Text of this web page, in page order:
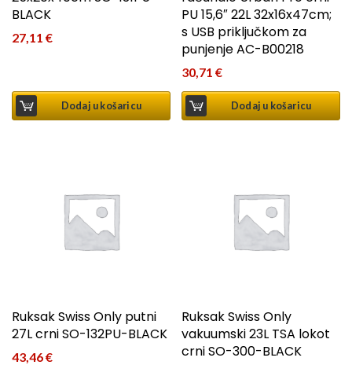
BLACK
27,11 €
Dodaj u košaricu
PU 15,6″ 22L 32x16x47cm;
s USB priključkom za
punjenje AC-B00218
30,71€
Dodaj u košaricu
Ruksak Swiss Only putni
27L crni SO-132PU-BLACK
43,46€
Ruksak Swiss Only
vakuumski 23L TSA lokot
crni SO-300-BLACK